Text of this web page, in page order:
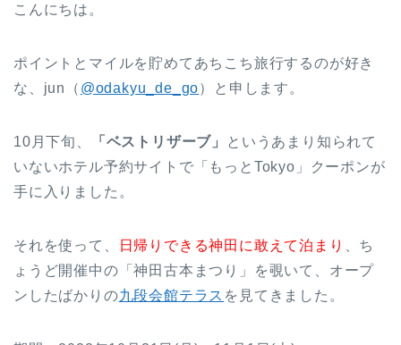
こんにちは。
ポイントとマイルを貯めてあちこち旅行するのが好き
な、jun（ @odakyu_de_go）と申します。
10月下旬、 「ベストリザーブ」
というあまり知られて
いないホテル予約サイトで「もっとTokyo」クーポンが
手に入りました。
それを使って、 日帰りできる神田に敢えて泊まり
、ち
ょうど開催中の「神田古本まつり」を覗いて、オープ
ンしたばかりの九段会館テラス を見てきました。